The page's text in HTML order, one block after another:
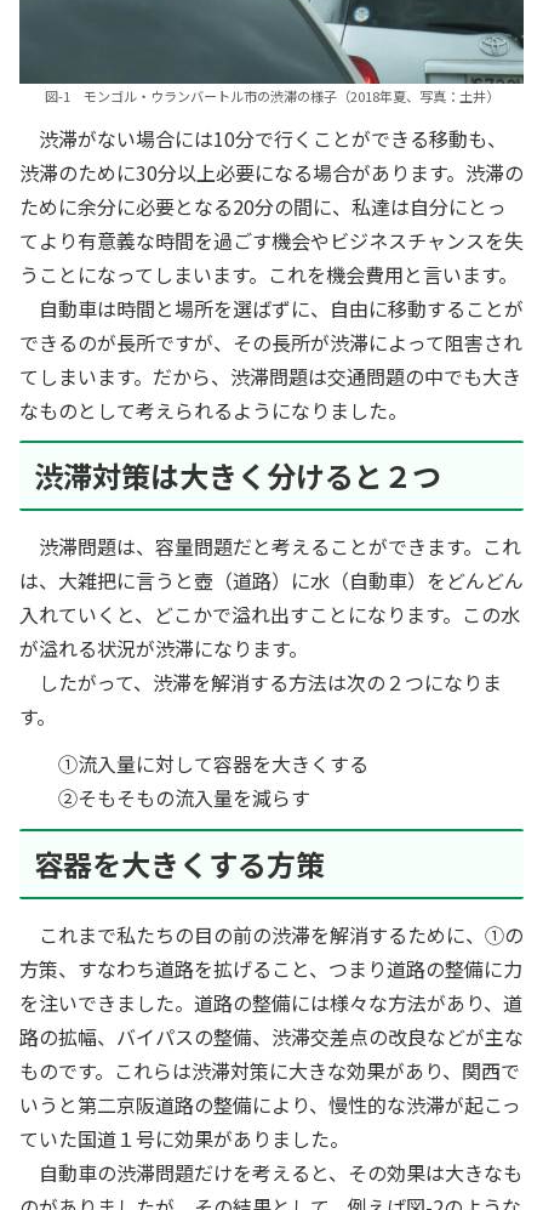
図-1 モンゴル・ウランバートル市の渋滞の様子（2018年夏、写真：土井）
渋滞がない場合には10分で行くことができる移動も、
渋滞のために30分以上必要になる場合があります。渋滞の
ために余分に必要となる20分の間に、私達は自分にとっ
てより有意義な時間を過ごす機会やビジネスチャンスを失
うことになってしまいます。これを機会費用と言います。
自動車は時間と場所を選ばずに、自由に移動することが
できるのが長所ですが、その長所が渋滞によって阻害され
てしまいます。だから、渋滞問題は交通問題の中でも大き
なものとして考えられるようになりました。
渋滞対策は大きく分けると２つ
渋滞問題は、容量問題だと考えることができます。これ
は、大雑把に言うと壺（道路）に水（自動車）をどんどん
入れていくと、どこかで溢れ出すことになります。この水
が溢れる状況が渋滞になります。
したがって、渋滞を解消する方法は次の２つになりま
す。
①流入量に対して容器を大きくする
②そもそもの流入量を減らす
容器を大きくする方策
これまで私たちの目の前の渋滞を解消するために、①の
方策、すなわち道路を拡げること、つまり道路の整備に力
を注いできました。道路の整備には様々な方法があり、道
路の拡幅、バイパスの整備、渋滞交差点の改良などが主な
ものです。これらは渋滞対策に大きな効果があり、関西で
いうと第二京阪道路の整備により、慢性的な渋滞が起こっ
ていた国道１号に効果がありました。
自動車の渋滞問題だけを考えると、その効果は大きなも